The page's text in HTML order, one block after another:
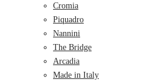
Cromia
Piquadro
Nannini
The Bridge
Arcadia
Made in Italy